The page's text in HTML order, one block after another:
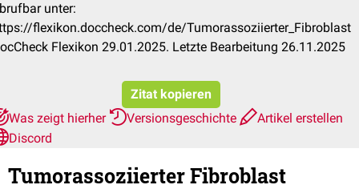
unter:
flexikon.doccheck.com/de/Tumorassoziierter_Fibroblast
Flexikon 29.01.2025. Letzte Bearbeitung 26.11.2025
Zitat kopieren
Was zeigt hierher
Versionsgeschichte
Artikel erstellen
Discord
Tumorassoziierter Fibroblast